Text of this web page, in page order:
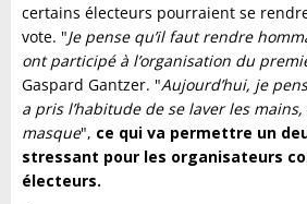
certains électeurs pourraient se
vote. "Je pense qu’il faut rendre
ont participé à l’organisation du
Gaspard Gantzer. "Aujourd’hui, je
a pris l’habitude de se laver les
masque", ce qui va permettre un
stressant pour les organisateurs
électeurs.